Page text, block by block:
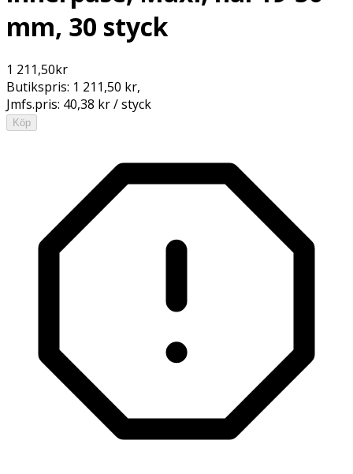
mm, 30 styck
1 211,50kr
Butikspris: 1 211,50 kr,
Jmfs.pris: 40,38 kr / styck
Köp